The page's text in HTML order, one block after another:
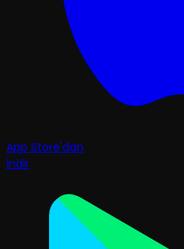
App Store'dan
İndir